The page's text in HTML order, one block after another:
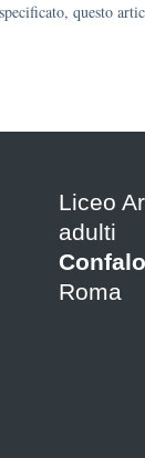
questo
Liceo
adulti
Roma